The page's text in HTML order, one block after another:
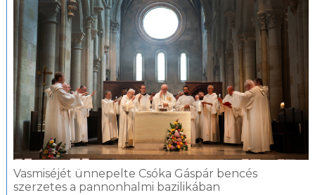
Vasmiséjét ünnepelte Csóka Gáspár bencés
szerzetes a pannonhalmi bazilikában